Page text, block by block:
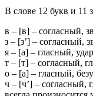
В слове 12 букв и 11
в – [в] – согласный,
з – [з’] – согласный,
я – [а] – гласный,
т – [т] – согласный,
о – [а] – гласный,
ч – [ч’] – согласный,